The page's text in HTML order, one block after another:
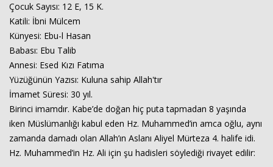
Çocuk Sayısı: 12 E, 15 K.
Katili: İbni Mülcem
Künyesi: Ebu-l Hasan
Babası: Ebu Talib
Annesi: Esed Kızı Fatıma
Yüzüğünün Yazısı: Kuluna sahip Allah'tır
İmamet Süresi: 30 yıl.
Birinci imamdır. Kabe’de doğan hiç puta tapmadan 8 yaşında
iken Müslümanlığı kabul eden Hz. Muhammed’in amca oğlu, aynı
zamanda damadı olan Allah’ın Aslanı Aliyel Mürteza 4. halife idi.
Hz. Muhammed’in Hz. Ali için şu hadisleri söylediği rivayet edilir: